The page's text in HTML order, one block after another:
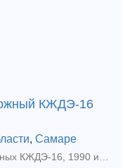
КЖДЭ-16
, Самаре